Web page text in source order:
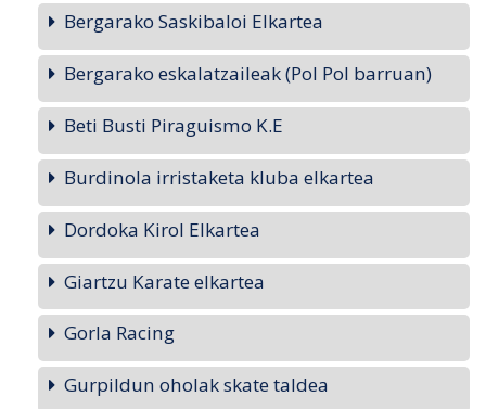
Bergarako Saskibaloi Elkartea
Bergarako eskalatzaileak (Pol Pol barruan)
Beti Busti Piraguismo K.E
Burdinola irristaketa kluba elkartea
Dordoka Kirol Elkartea
Giartzu Karate elkartea
Gorla Racing
Gurpildun oholak skate taldea